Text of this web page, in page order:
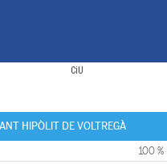
CiU
HIPÒLIT DE VOLTREGÀ
100 %